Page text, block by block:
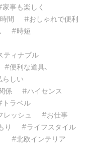
事も楽しく
間
#おしゃれで便利
#時短
ティナブル
#便利な道具､
らしい
係
#ハイセンス
トラベル
レッシュ
#お仕事
り
#ライフスタイル
#北欧インテリア